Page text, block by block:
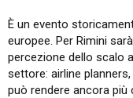
È un evento
europee. Per Rimini
percezione dello scalo
settore: airline
può rendere ancora più